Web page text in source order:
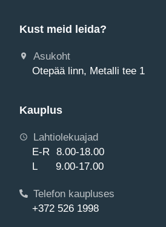
Kust meid leida?
Asukoht
Otepää linn, Metalli tee 1
Kauplus
Lahtiolekuajad
E-R 8.00-18.00
L 9.00-17.00
Telefon kaupluses
+372 526 1998